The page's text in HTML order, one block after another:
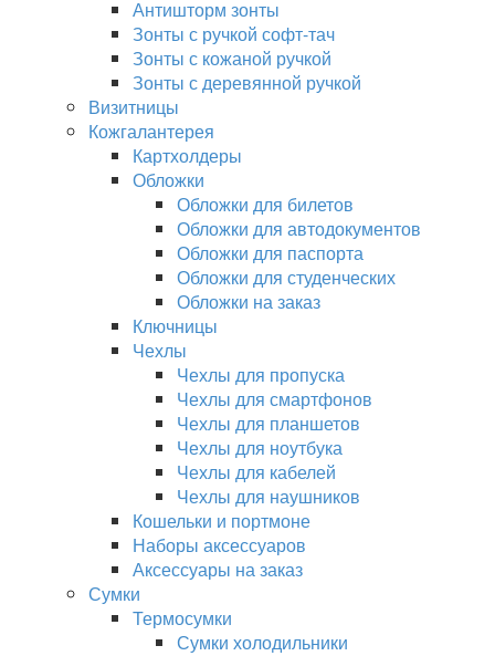
Антишторм зонты
Зонты с ручкой софт-тач
Зонты с кожаной ручкой
Зонты с деревянной ручкой
Визитницы
Кожгалантерея
Картхолдеры
Обложки
Обложки для билетов
Обложки для автодокументов
Обложки для паспорта
Обложки для студенческих
Обложки на заказ
Ключницы
Чехлы
Чехлы для пропуска
Чехлы для смартфонов
Чехлы для планшетов
Чехлы для ноутбука
Чехлы для кабелей
Чехлы для наушников
Кошельки и портмоне
Наборы аксессуаров
Аксессуары на заказ
Сумки
Термосумки
Сумки холодильники